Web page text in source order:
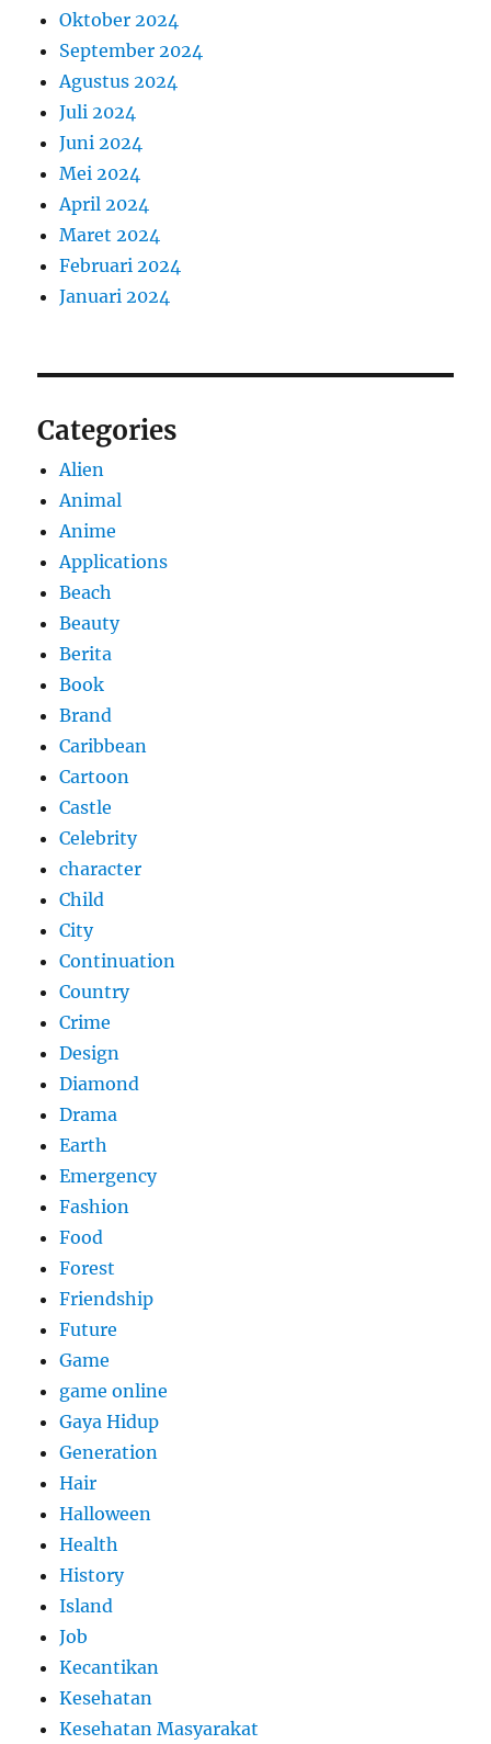
Oktober 2024
September 2024
Agustus 2024
Juli 2024
Juni 2024
Mei 2024
April 2024
Maret 2024
Februari 2024
Januari 2024
Categories
Alien
Animal
Anime
Applications
Beach
Beauty
Berita
Book
Brand
Caribbean
Cartoon
Castle
Celebrity
character
Child
City
Continuation
Country
Crime
Design
Diamond
Drama
Earth
Emergency
Fashion
Food
Forest
Friendship
Future
Game
game online
Gaya Hidup
Generation
Hair
Halloween
Health
History
Island
Job
Kecantikan
Kesehatan
Kesehatan Masyarakat